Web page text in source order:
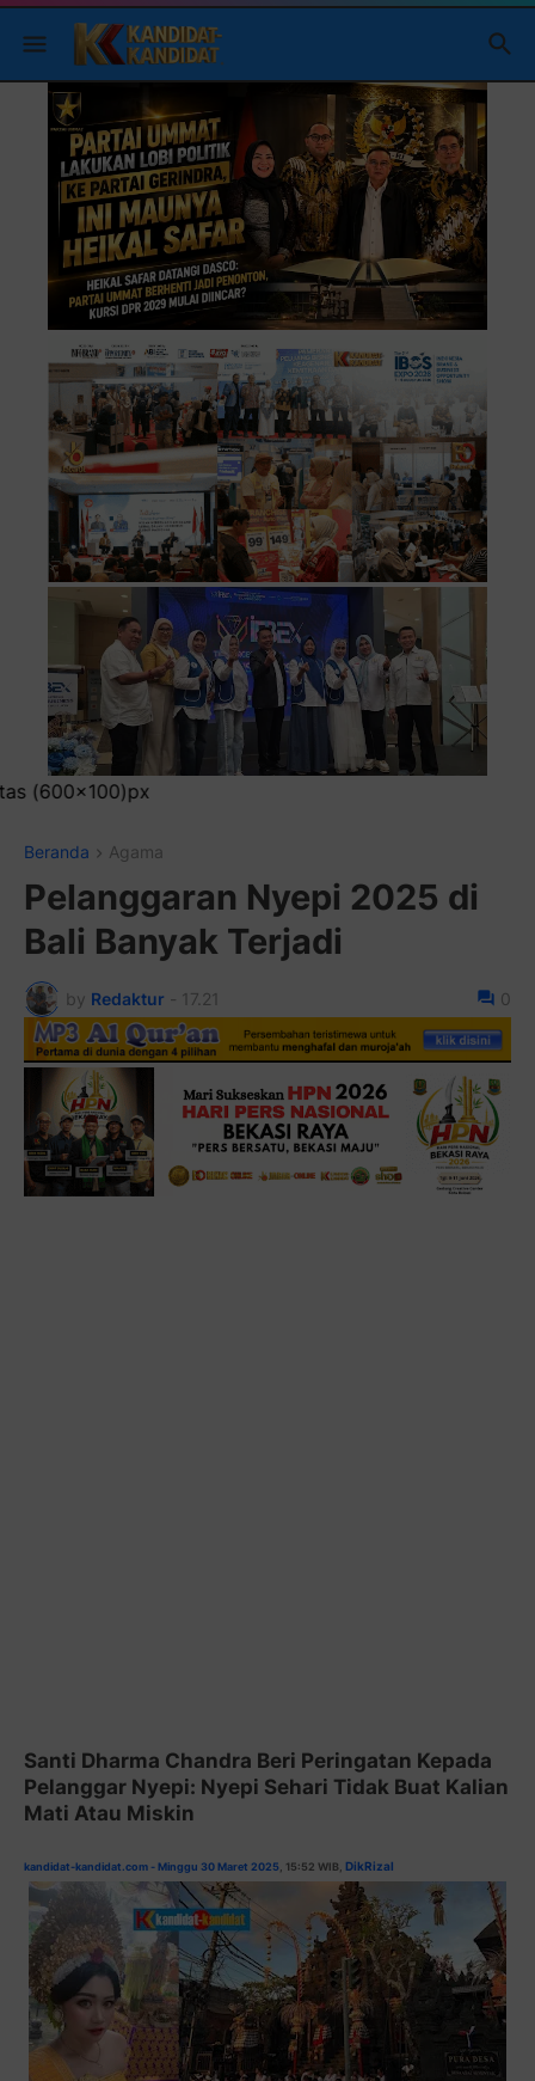
Beranda Agama
Pelanggaran Nyepi 2025 di
Bali Banyak Terjadi
by Redaktur - 17.21 0
Santi Dharma Chandra Beri Peringatan Kepada
Pelanggar Nyepi: Nyepi Sehari Tidak Buat Kalian
Mati Atau Miskin
kandidat-kandidat.com - Minggu 30 Maret 2025 , 15:52 WIB, DikRizal